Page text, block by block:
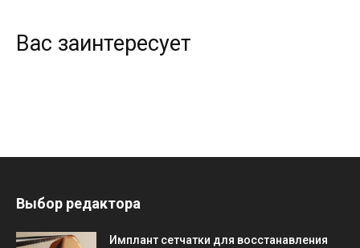
Вас заинтересует
Выбор редактора
Имплант сетчатки для восстанавления